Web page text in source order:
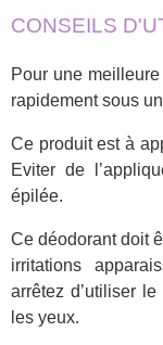
CONSEILS
Pour une
rapidement sous
Ce produit est à
Eviter de
épilée.
Ce déodorant doit
irritations
arrêtez d’utiliser
les yeux.